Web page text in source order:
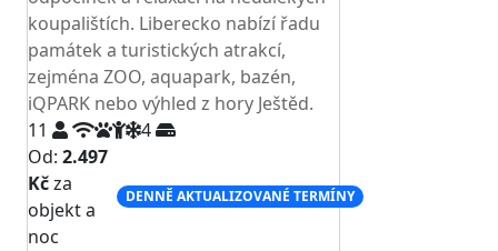
koupalištích. Liberecko nabízí řadu
památek a turistických atrakcí,
zejména ZOO, aquapark, bazén,
iQPARK nebo výhled z hory Ještěd.
11
4
Od: 2.497
Kčza
objekt a
noc
DENNĚ AKTUALIZOVANÉ TERMÍNY